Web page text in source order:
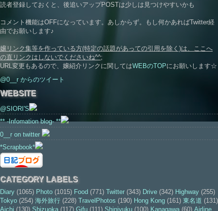
読者登録しておくと、後追いアップPOSTは少しは見つけやすいかも
コメント機能はOFFになっています。あしからず。もし何かあればTwitter経
由でお願いします♪
嬢リンク集等を作っている方(特定の話題があっての引用を除く)は、ここへ
の直リンクはしないでくださいね^^;
URL変更もあるので、嬢紹介リンクに関してはWEBのTOPにお願いします☆
@0__r からのツイート
WEBSITE
@SIORI'S
** -Infomation blog- **
0__r on twitter
*Scrapbook*
CATEGORY LABELS
Diary (1065) Photo (1015) Food (771) Twitter (343) Drive (342) Highway (255)
Tokyo (254) 海外旅行 (228) TravelPhotos (190) Hong Kong (161) 東名道 (131)
Aichi (130) Shizuoka (117) Gifu (111) Shinjyuku (100) Kanagawa (60) Airline